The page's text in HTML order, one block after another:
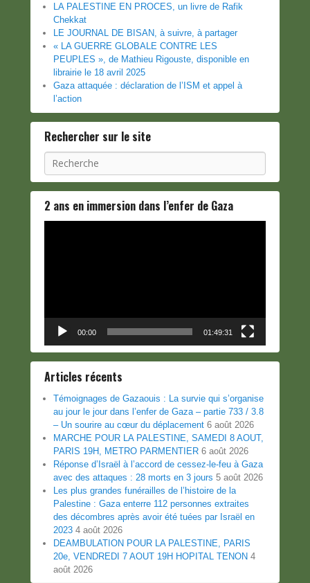
LA PALESTINE EN PROCES, un livre de Rafik
Chekkat
LE JOURNAL DE BISAN, à suivre, à partager
« LA GUERRE GLOBALE CONTRE LES
PEUPLES », de Mathieu Rigouste, disponible en
librairie le 18 avril 2025
Gaza attaquée : déclaration de l’ISM et appel à
l’action
Rechercher sur le site
Recherche
2 ans en immersion dans l’enfer de Gaza
00:00 01:49:31
Articles récents
Témoignages de Gazaouis : La survie qui s’organise
au jour le jour dans l’enfer de Gaza – partie 733 / 3.8
– Un sourire au cœur du déplacement 6 août 2026
MARCHE POUR LA PALESTINE, SAMEDI 8 AOUT,
PARIS 19H, METRO PARMENTIER 6 août 2026
Réponse d’Israël à l’accord de cessez-le-feu à Gaza
avec des attaques : 28 morts en 3 jours 5 août 2026
Les plus grandes funérailles de l’histoire de la
Palestine : Gaza enterre 112 personnes extraites
des décombres après avoir été tuées par Israël en
2023 4 août 2026
DEAMBULATION POUR LA PALESTINE, PARIS
20e, VENDREDI 7 AOUT 19H HOPITAL TENON 4
août 2026